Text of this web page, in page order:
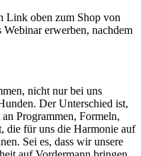
Link oben zum Shop von
erwerben, nachdem
nicht nur bei uns
Der Unterschied ist,
Programmen, Formeln,
die für uns die Harmonie auf
Sei es, dass wir unsere